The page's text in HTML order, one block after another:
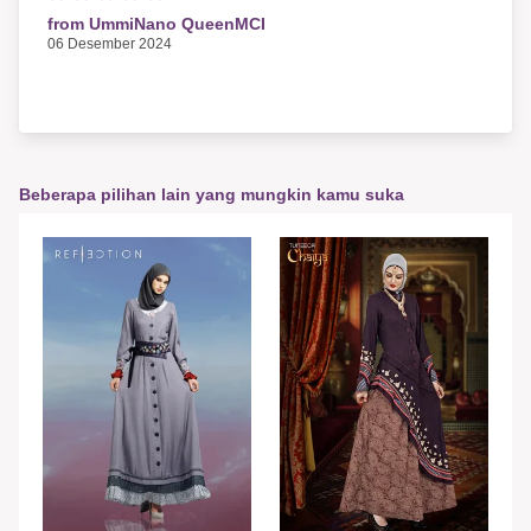
from UmmiNano QueenMCI
06 Desember 2024
Beberapa pilihan lain yang mungkin kamu suka